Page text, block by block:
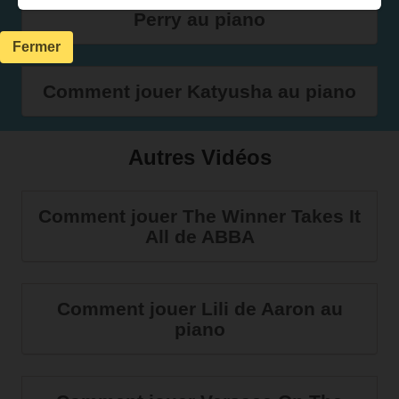
Perry au piano
Comment jouer Katyusha au piano
Autres Vidéos
Comment jouer The Winner Takes It
All de ABBA
Comment jouer Lili de Aaron au
piano
Fermer